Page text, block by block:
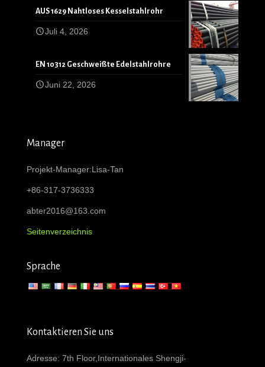
AUS 1629 Nahtloses Kesselstahlrohr
Juli 4, 2026
EN 10312 Geschweißte Edelstahlrohre
Juni 22, 2026
Manager
Projekt-Manager:Lisa-Tan
+86-317-3736333
abter2016@163.com
Seitenverzeichnis
Sprache
Kontaktieren Sie uns
Adresse: 7th Floor,Internationales Shengji-